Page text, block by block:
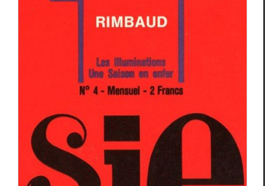
JEAN-PAUL BELMONDO ET
RIMBAUD,L’AN 1969 DE « POÉSIE 1